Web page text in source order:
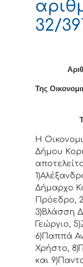
32/
Της
Η
Δήμoυ
Δήμαρχo
Πρόεδρo,
3)Βλάσση
Γεώργιο,
6)Παππά
Χρήστο,
και